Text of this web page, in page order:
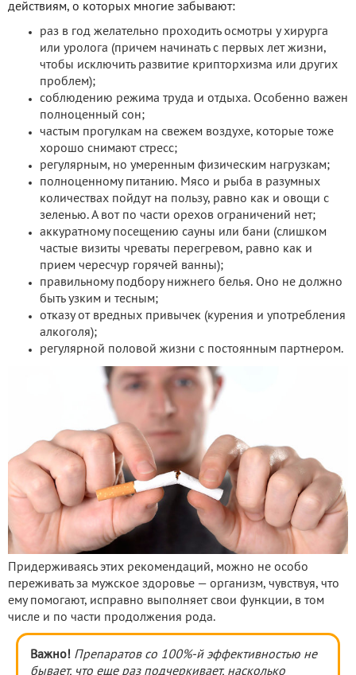
действиям, о которых многие забывают:
раз в год желательно проходить осмотры у хирурга
или уролога (причем начинать с первых лет жизни,
чтобы исключить развитие крипторхизма или других
проблем);
соблюдению режима труда и отдыха. Особенно важен
полноценный сон;
частым прогулкам на свежем воздухе, которые тоже
хорошо снимают стресс;
регулярным, но умеренным физическим нагрузкам;
полноценному питанию. Мясо и рыба в разумных
количествах пойдут на пользу, равно как и овощи с
зеленью. А вот по части орехов ограничений нет;
аккуратному посещению сауны или бани (слишком
частые визиты чреваты перегревом, равно как и
прием чересчур горячей ванны);
правильному подбору нижнего белья. Оно не должно
быть узким и тесным;
отказу от вредных привычек (курения и употребления
алкоголя);
регулярной половой жизни с постоянным партнером.
Придерживаясь этих рекомендаций, можно не особо
переживать за мужское здоровье — организм, чувствуя, что
ему помогают, исправно выполняет свои функции, в том
числе и по части продолжения рода.
Важно! Препаратов со 100%-й эффективностью не
бывает, что еще раз подчеркивает, насколько